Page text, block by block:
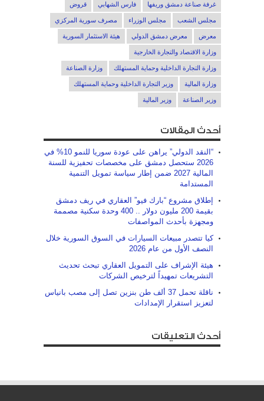
غرفة صناعة دمشق وريفها فارس الشهابي قروض
مجلس الشعب مجلس الوزراء مصرف سورية المركزي
معرض معرض دمشق الدولي هيئة الاستثمار السورية
وزارة الاقتصاد والتجارة الخارجية
وزارة التجارة الداخلية وحماية المستهلك وزارة الصناعة
وزارة المالية وزير التجارة الداخلية وحماية المستهلك
وزير الصناعة وزير المالية
أحدث المقالات
“النقد الدولي” يراهن على عودة سوريا للنمو 10% في
2026 ستحصل دمشق على مخصصات تحفيزية للسنة
المالية 2027 ضمن إطار سياسة تمويل التنمية
المستدامة
إطلاق مشروع “بارك فيو” العقاري في ريف دمشق
بقيمة 200 مليون دولار .. 400 وحدة سكنية مصممة
ومجهزة بأحدث المواصفات
كيا تتصدر مبيعات السيارات في السوق السورية خلال
النصف الأول من عام 2026
هيئة الإشراف على التمويل العقاري تبحث تحديث
التشريعات تمهيداً لترخيص الشركات
ناقلة تحمل 37 ألف طن بنزين تصل إلى مصب بانياس
لتعزيز استقرار الإمدادات
أحدث التعليقات